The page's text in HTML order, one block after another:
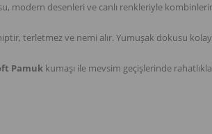
modern desenleri ve canlı renkleriyle
terletmez ve nemi alır. Yumuşak dokusu
Pamukkumaşı ile mevsim geçişlerinde